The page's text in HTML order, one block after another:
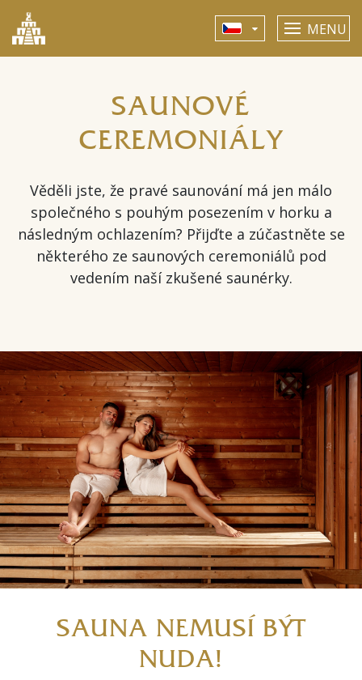
MENU
SAUNOVÉ
CEREMONIÁLY
Věděli jste, že pravé saunování má jen málo
společného s pouhým posezením v horku a
následným ochlazením? Přijďte a zúčastněte se
některého ze saunových ceremoniálů pod
vedením naší zkušené saunérky.
SAUNA NEMUSÍ BÝT
NUDA!